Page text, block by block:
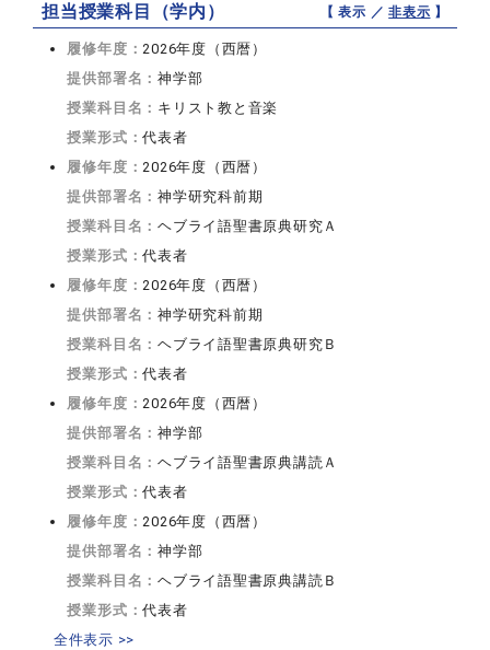
担当授業科目（学内） 【 表示 ／非表示 】
履修年度：2026年度（西暦）
提供部署名：神学部
授業科目名： キリスト教と音楽
授業形式：代表者
履修年度：2026年度（西暦）
提供部署名：神学研究科前期
授業科目名：ヘブライ語聖書原典研究Ａ
授業形式：代表者
履修年度：2026年度（西暦）
提供部署名：神学研究科前期
授業科目名：ヘブライ語聖書原典研究Ｂ
授業形式：代表者
履修年度：2026年度（西暦）
提供部署名：神学部
授業科目名：ヘブライ語聖書原典講読Ａ
授業形式：代表者
履修年度：2026年度（西暦）
提供部署名：神学部
授業科目名：ヘブライ語聖書原典講読Ｂ
授業形式：代表者
全件表示 >>